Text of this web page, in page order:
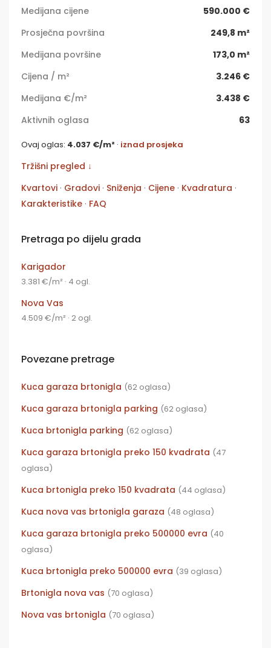
Medijana cijene
590.000 €
Prosječna površina
249,8 m²
Medijana površine
173,0 m²
Cijena / m²
3.246 €
Medijana €/m²
3.438 €
Aktivnih oglasa
63
Ovaj oglas: 4.037 €/m² · iznad prosjeka
Tržišni pregled ↓
Kvartovi · Gradovi · Sniženja · Cijene · Kvadratura ·
Karakteristike · FAQ
Pretraga po dijelu grada
Karigador
3.381 €/m² · 4 ogl.
Nova Vas
4.509 €/m² · 2 ogl.
Povezane pretrage
Kuca garaza brtonigla (62 oglasa)
Kuca garaza brtonigla parking (62 oglasa)
Kuca brtonigla parking (62 oglasa)
Kuca garaza brtonigla preko 150 kvadrata (47
oglasa)
Kuca brtonigla preko 150 kvadrata (44 oglasa)
Kuca nova vas brtonigla garaza (48 oglasa)
Kuca garaza brtonigla preko 500000 evra (40
oglasa)
Kuca brtonigla preko 500000 evra (39 oglasa)
Brtonigla nova vas (70 oglasa)
Nova vas brtonigla (70 oglasa)